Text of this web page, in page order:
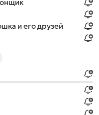
и его друзей